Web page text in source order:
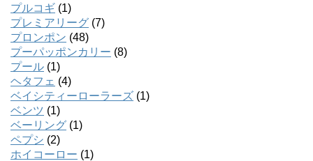
プルコギ (1)
プレミアリーグ (7)
プロンポン (48)
プーパッポンカリー (8)
プール (1)
ヘタフェ (4)
ベイシティーローラーズ (1)
ベンツ (1)
ベーリング (1)
ペプシ (2)
ホイコーロー (1)